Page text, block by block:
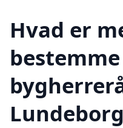
Hvad er